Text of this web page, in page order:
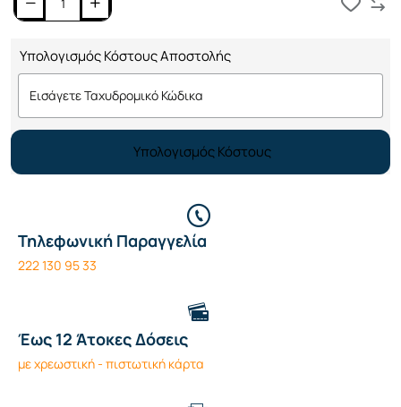
Υπολογισμός Κόστους Αποστολής
Υπολογισμός Κόστους
Τηλεφωνική Παραγγελία
222 130 95 33
Έως 12 Άτοκες Δόσεις
με χρεωστική - πιστωτική κάρτα